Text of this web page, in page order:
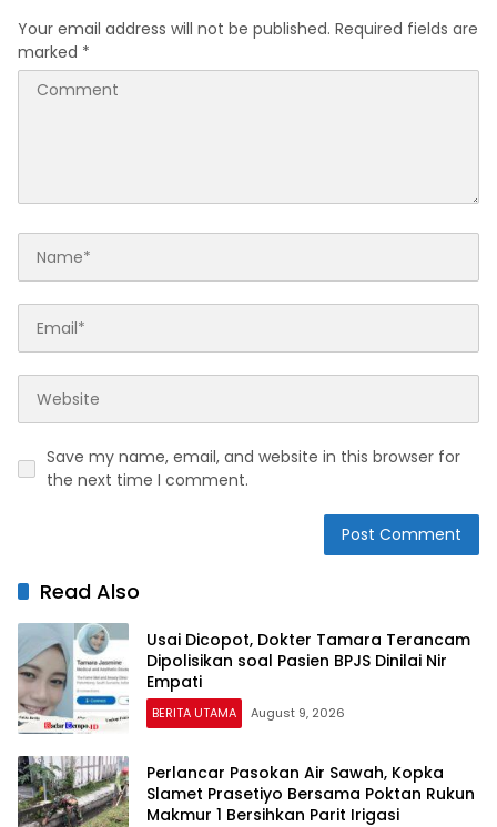
Your email address will not be published. Required fields are
marked *
Save my name, email, and website in this browser for
the next time I comment.
Read Also
Usai Dicopot, Dokter Tamara Terancam
Dipolisikan soal Pasien BPJS Dinilai Nir
Empati
BERITA UTAMA August 9, 2026
Perlancar Pasokan Air Sawah, Kopka
Slamet Prasetiyo Bersama Poktan Rukun
Makmur 1 Bersihkan Parit Irigasi